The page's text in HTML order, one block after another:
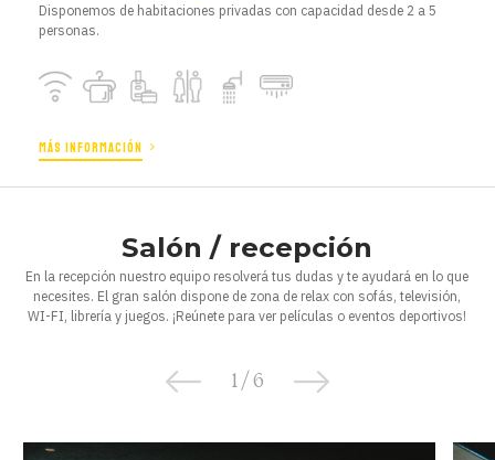
Disponemos de habitaciones privadas con capacidad desde 2 a 5
personas.
MÁS INFORMACIÓN
Salón / recepción
En la recepción nuestro equipo resolverá tus dudas y te ayudará en lo que
necesites. El gran salón dispone de zona de relax con sofás, televisión,
WI-FI, librería y juegos. ¡Reúnete para ver películas o eventos deportivos!
1/6